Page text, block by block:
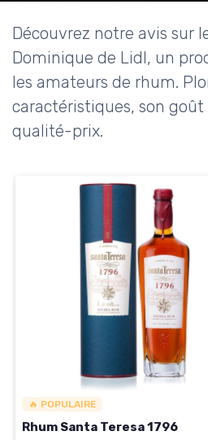
Découvrez notre avis sur
Dominique de Lidl, un
les amateurs de rhum.
caractéristiques, son
qualité-prix.
🔥 POPULAIRE
Rhum Santa Teresa 1796